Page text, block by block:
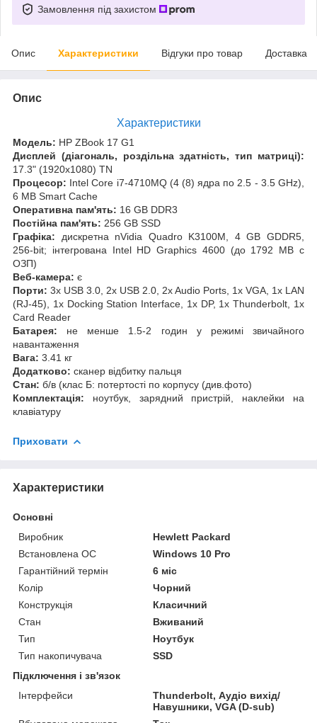
Замовлення під захистом
Опис Характеристики Відгуки про товар Доставка
Опис
Характеристики
Модель: HP ZBook 17 G1
Дисплей (діагональ, роздільна здатність, тип матриці):
17.3" (1920x1080) TN
Процесор: Intel Core i7-4710MQ (4 (8) ядра по 2.5 - 3.5 GHz),
6 MB Smart Cache
Оперативна пам'ять: 16 GB DDR3
Постійна пам'ять: 256 GB SSD
Графіка: дискретна nVidia Quadro K3100M, 4 GB GDDR5,
256-bit; інтегрована Intel HD Graphics 4600 (до 1792 MB с
ОЗП)
Веб-камера: є
Порти: 3x USB 3.0, 2x USB 2.0, 2x Audio Ports, 1x VGA, 1x LAN
(RJ-45), 1x Docking Station Interface, 1x DP, 1x Thunderbolt, 1x
Card Reader
Батарея: не менше 1.5-2 годин у режимі звичайного
навантаження
Вага: 3.41 кг
Додатково: сканер відбитку пальця
Стан: б/в (клас Б: потертості по корпусу (див.фото)
Комплектація: ноутбук, зарядний пристрій, наклейки на
клавіатуру
Приховати
Характеристики
Основні
Виробник
Hewlett Packard
Встановлена ОС
Windows 10 Pro
Гарантійний термін
6 міс
Колір
Чорний
Конструкція
Класичний
Стан
Вживаний
Тип
Ноутбук
Тип накопичувача
SSD
Підключення і зв'язок
Інтерфейси
Thunderbolt, Аудіо вихід/
Навушники, VGA (D-sub)